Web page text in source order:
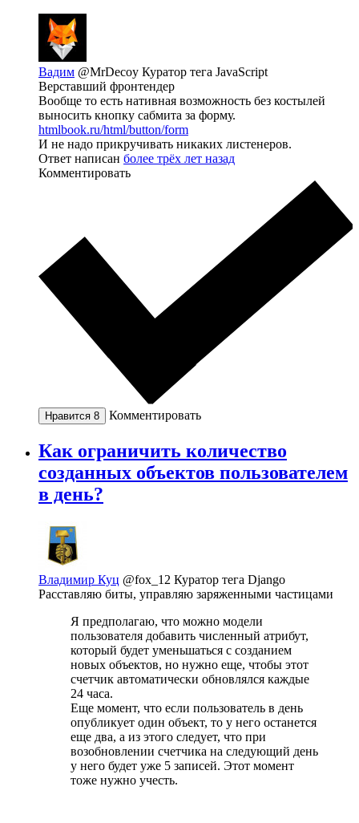
Вадим @MrDecoy Куратор тега JavaScript
Верставший фронтендер
Вообще то есть нативная возможность без костылей
выносить кнопку сабмита за форму.
htmlbook.ru/html/button/form
И не надо прикручивать никаких листенеров.
Ответ написан более трёх лет назад
Комментировать
Нравится 8 Комментировать
Как ограничить количество
созданных объектов пользователем
в день?
Владимир Куц @fox_12 Куратор тега Django
Расставляю биты, управляю заряженными частицами
Я предполагаю, что можно модели
пользователя добавить численный атрибут,
который будет уменьшаться с созданием
новых объектов, но нужно еще, чтобы этот
счетчик автоматически обновлялся каждые
24 часа.
Еще момент, что если пользователь в день
опубликует один объект, то у него останется
еще два, а из этого следует, что при
возобновлении счетчика на следующий день
у него будет уже 5 записей. Этот момент
тоже нужно учесть.